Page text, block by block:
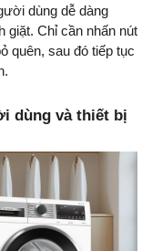
dùng dễ dàng
giặt. Chỉ cần nhấn nút
quên, sau đó tiếp tục
dùng và thiết bị